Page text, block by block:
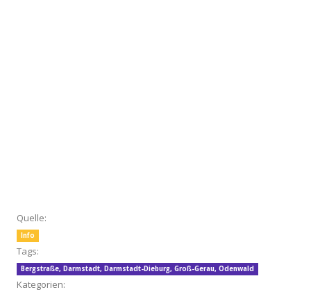
Quelle:
Info
Tags:
Bergstraße, Darmstadt, Darmstadt-Dieburg, Groß-Gerau, Odenwald
Kategorien: